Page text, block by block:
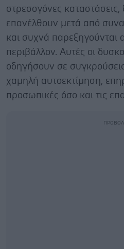
στρεσογόνες καταστάσεις,
επανέλθουν μετά από
και συχνά παρεξηγούνται
περιβάλλον. Αυτές οι
οδηγήσουν σε
χαμηλή αυτοεκτίμηση,
προσωπικές όσο και τις